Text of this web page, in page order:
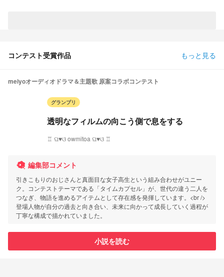
コンテスト受賞作品 もっと見る
meiyoオーディオドラマ＆主題歌 原案コラボコンテスト
グランプリ
透明なフィルムの向こう側で息をする
♖ ଘ♥ଓ owmitoa ଘ♥ଓ ♖
編集部コメント
引きこもりのおじさんと真面目な女子高生という組み合わせがユニー
ク。コンテストテーマである「タイムカプセル」が、世代の違う二人を
つなぎ、物語を進めるアイテムとして存在感を発揮しています。<br />
登場人物が自分の過去と向き合い、未来に向かって成長していく過程が
丁寧な構成で描かれていました。
小説を読む